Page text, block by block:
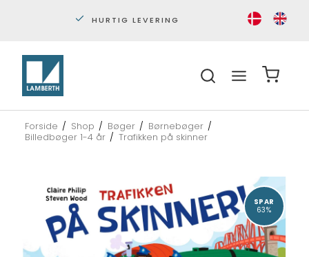
PERSONLIG KUNDESERVICE
Forside / Shop / Bøger / Børnebøger /
Billedbøger 1-4 år / Trafikken på skinner
SPAR
63%